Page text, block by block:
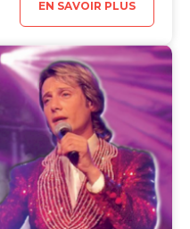
EN SAVOIR PLUS